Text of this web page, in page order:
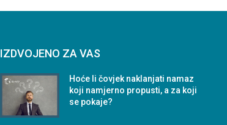
IZDVOJENO ZA VAS
Hoće li čovjek naklanjati namaz
koji namjerno propusti, a za koji
se pokaje?